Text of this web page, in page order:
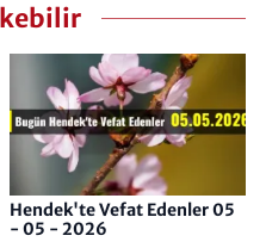
Hendek'te Vefat Edenler 05
- 05 - 2026